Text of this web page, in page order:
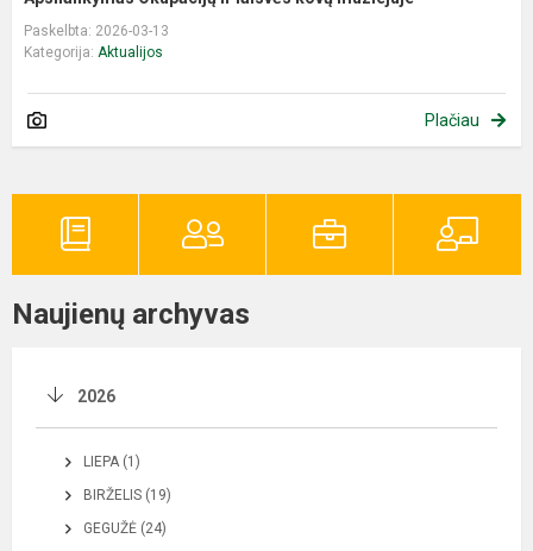
Paskelbta: 2026-03-13
Kategorija: Aktualijos
Plačiau
Naujienų archyvas
2026
LIEPA (1)
BIRŽELIS (19)
GEGUŽĖ (24)